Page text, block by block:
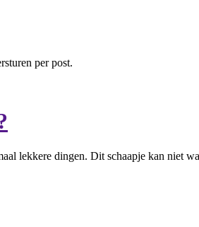
per post.
lekkere dingen. Dit schaapje kan niet